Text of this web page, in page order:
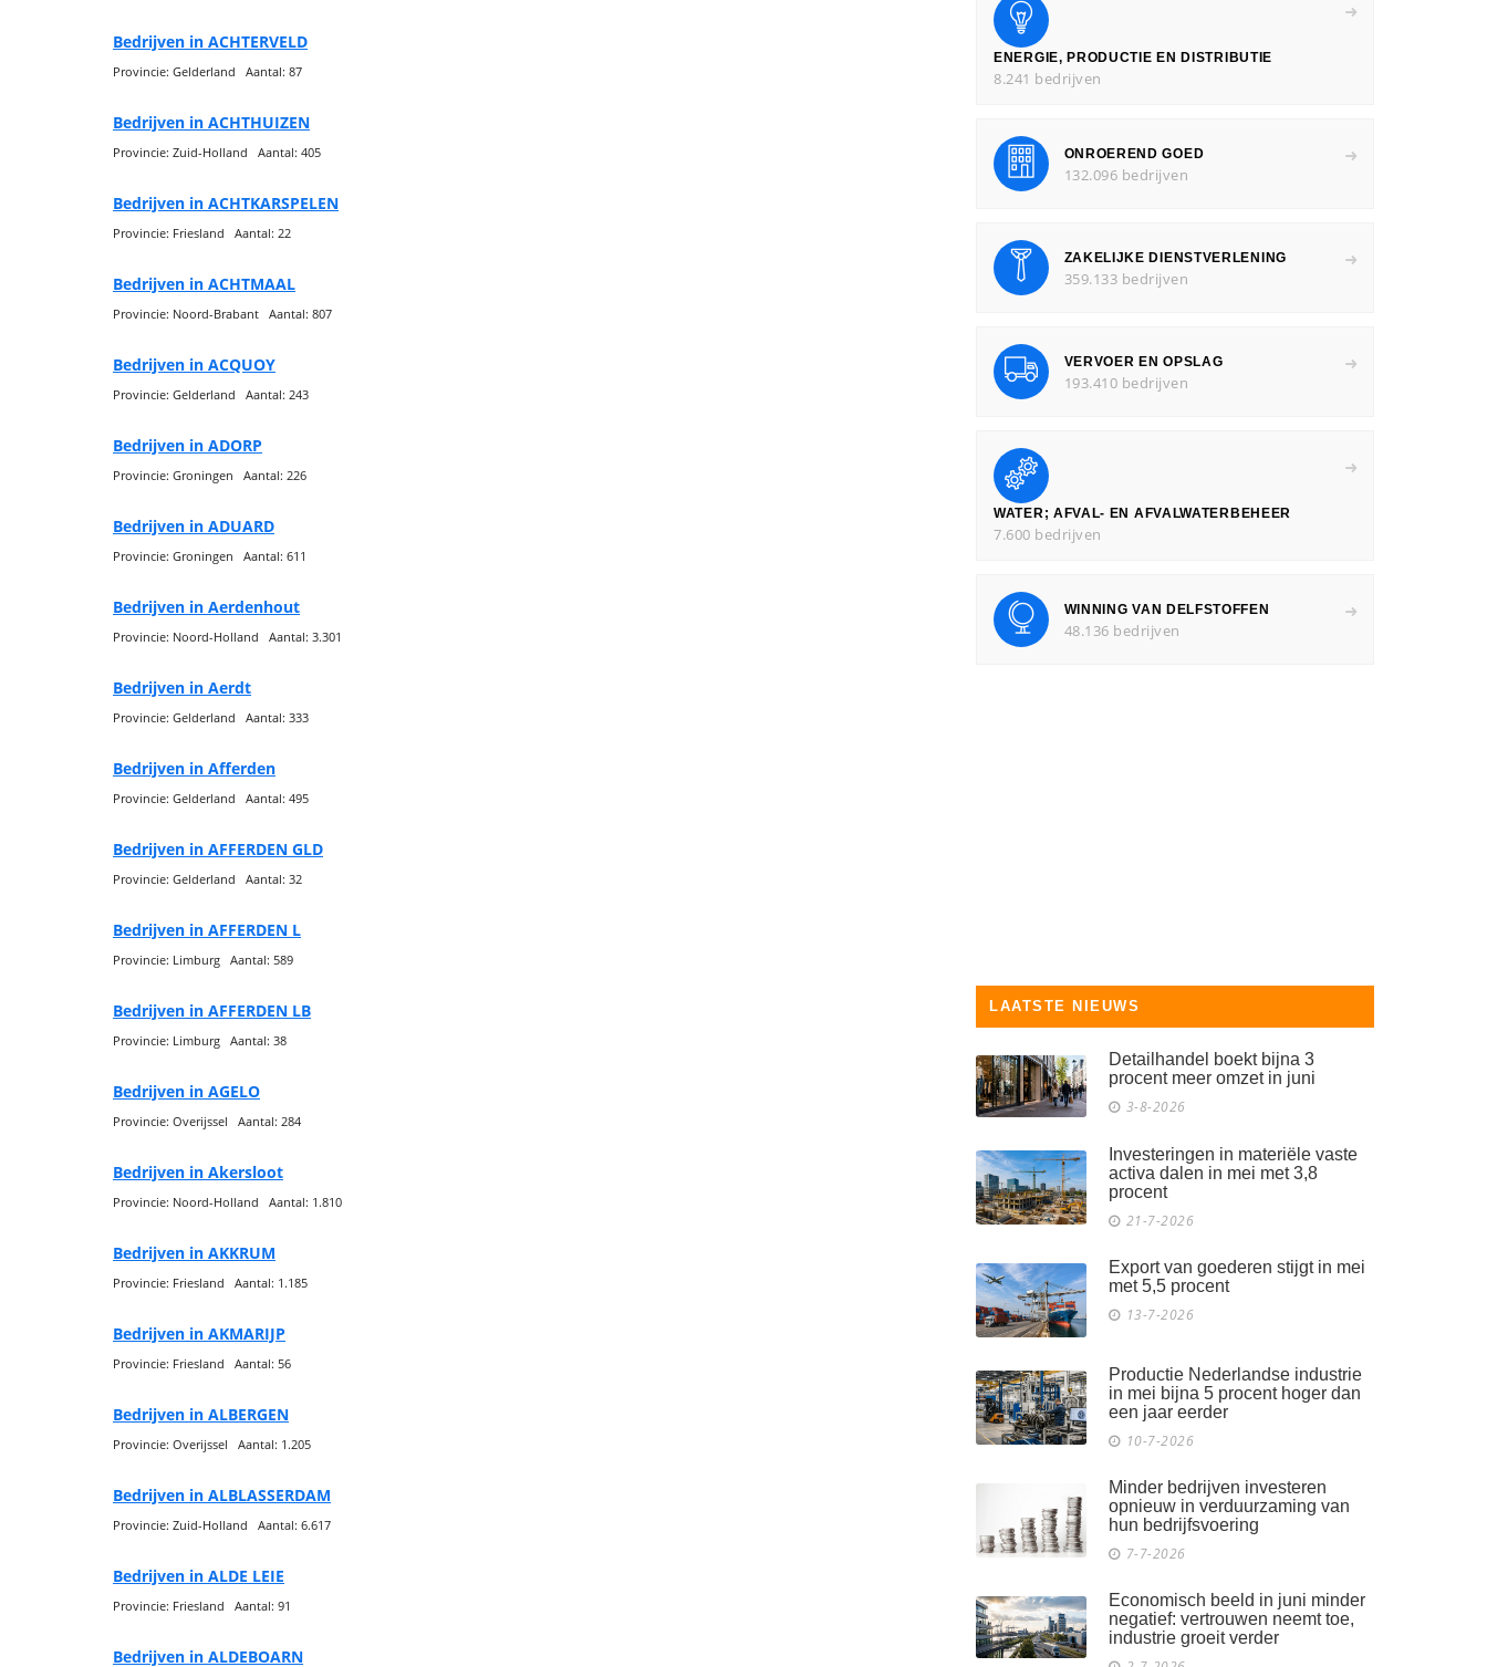
Bedrijven in ACHTERVELD
Provincie: Gelderland Aantal: 87
Bedrijven in ACHTHUIZEN
Provincie: Zuid-Holland Aantal: 405
Bedrijven in ACHTKARSPELEN
Provincie: Friesland Aantal: 22
Bedrijven in ACHTMAAL
Provincie: Noord-Brabant Aantal: 807
Bedrijven in ACQUOY
Provincie: Gelderland Aantal: 243
Bedrijven in ADORP
Provincie: Groningen Aantal: 226
Bedrijven in ADUARD
Provincie: Groningen Aantal: 611
Bedrijven in Aerdenhout
Provincie: Noord-Holland Aantal: 3.301
Bedrijven in Aerdt
Provincie: Gelderland Aantal: 333
Bedrijven in Afferden
Provincie: Gelderland Aantal: 495
Bedrijven in AFFERDEN GLD
Provincie: Gelderland Aantal: 32
Bedrijven in AFFERDEN L
Provincie: Limburg Aantal: 589
Bedrijven in AFFERDEN LB
Provincie: Limburg Aantal: 38
Bedrijven in AGELO
Provincie: Overijssel Aantal: 284
Bedrijven in Akersloot
Provincie: Noord-Holland Aantal: 1.810
Bedrijven in AKKRUM
Provincie: Friesland Aantal: 1.185
Bedrijven in AKMARIJP
Provincie: Friesland Aantal: 56
Bedrijven in ALBERGEN
Provincie: Overijssel Aantal: 1.205
Bedrijven in ALBLASSERDAM
Provincie: Zuid-Holland Aantal: 6.617
Bedrijven in ALDE LEIE
Provincie: Friesland Aantal: 91
Bedrijven in ALDEBOARN
ENERGIE, PRODUCTIE EN DISTRIBUTIE
8.241 bedrijven
ONROEREND GOED
132.096 bedrijven
ZAKELIJKE DIENSTVERLENING
359.133 bedrijven
VERVOER EN OPSLAG
193.410 bedrijven
WATER; AFVAL- EN AFVALWATERBEHEER
7.600 bedrijven
WINNING VAN DELFSTOFFEN
48.136 bedrijven
LAATSTE NIEUWS
Detailhandel boekt bijna 3
procent meer omzet in juni
3-8-2026
Investeringen in materiële vaste
activa dalen in mei met 3,8
procent
21-7-2026
Export van goederen stijgt in mei
met 5,5 procent
13-7-2026
Productie Nederlandse industrie
in mei bijna 5 procent hoger dan
een jaar eerder
10-7-2026
Minder bedrijven investeren
opnieuw in verduurzaming van
hun bedrijfsvoering
7-7-2026
Economisch beeld in juni minder
negatief: vertrouwen neemt toe,
industrie groeit verder